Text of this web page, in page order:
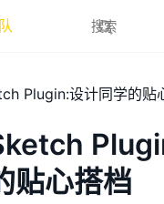
贴心搭档